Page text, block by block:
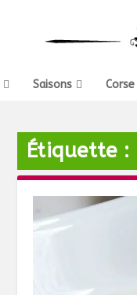
Saisons Corse
Étiquette :